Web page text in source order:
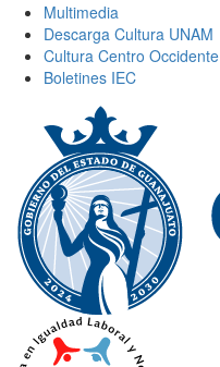
Multimedia
Descarga Cultura UNAM
Cultura Centro Occidente
Boletines IEC